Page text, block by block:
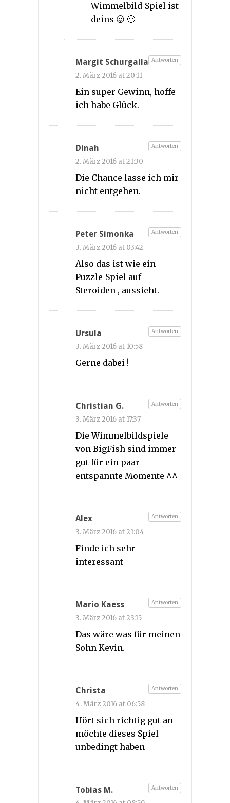
Wimmelbild-Spiel ist
deins 😛 🙂
Margit Schurgalla
2. März 2016 at 20:11
Ein super Gewinn, hoffe
ich habe Glück.
Antworten
Dinah
2. März 2016 at 21:30
Die Chance lasse ich mir
nicht entgehen.
Antworten
Peter Simonka
3. März 2016 at 03:42
Also das ist wie ein
Puzzle-Spiel auf
Steroiden , aussieht.
Antworten
Ursula
3. März 2016 at 10:58
Gerne dabei !
Antworten
Christian G.
3. März 2016 at 17:37
Die Wimmelbildspiele
von BigFish sind immer
gut für ein paar
entspannte Momente ^^
Antworten
Alex
3. März 2016 at 21:04
Finde ich sehr
interessant
Antworten
Mario Kaess
3. März 2016 at 23:15
Das wäre was für meinen
Sohn Kevin.
Antworten
Christa
4. März 2016 at 06:58
Hört sich richtig gut an
möchte dieses Spiel
unbedingt haben
Antworten
Tobias M. Antworten